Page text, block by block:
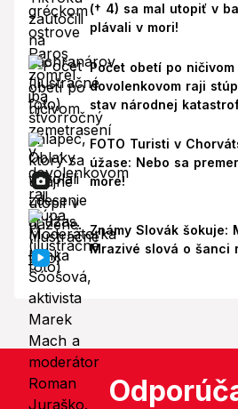
(† 4) sa mal utopiť v
plávali v mori!
Počet obetí po
dovolenkovom raji
stav národnej
FOTO Turisti v
úžase: Nebo sa
more!
Známy Slovák šokuje:
Mrazivé slová o šanci